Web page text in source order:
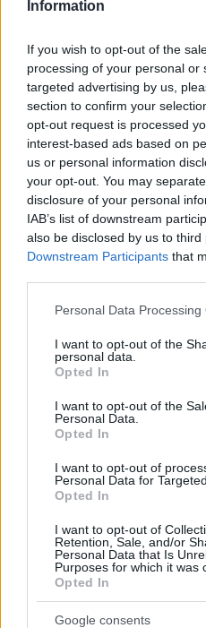
Information
If you wish to opt-out of the
processing of your personal or
targeted advertising by us,
section to confirm your
opt-out request is processed
interest-based ads based on
us or personal information
your opt-out. You may
disclosure of your personal
IAB’s list of downstream
also be disclosed by us to third
Downstream Participants that
Please note that this website/
not limited to your visit or
grant or deny consent to
use your data for below
consent section.
Personal Data Processing
I want to opt-out of the
personal data.
Opted In
I want to opt-out of the
Personal Data.
Opted In
I want to opt-out of
Personal Data for
Opted In
I want to opt-out of
Retention, Sale, and/or
Personal Data that Is
Purposes for which it was
Opted In
Google consents
Hirdetés
Hirdetés